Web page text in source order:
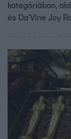
kategóriában,
és Da'Vine Joy